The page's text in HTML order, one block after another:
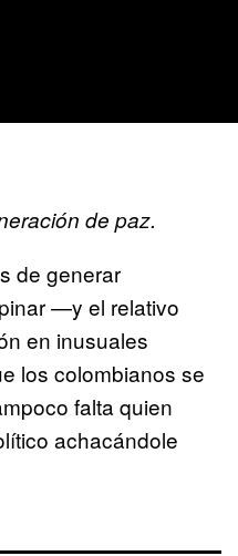
de paz.
de generar
—y el relativo
en inusuales
los colombianos se
falta quien
achacándole